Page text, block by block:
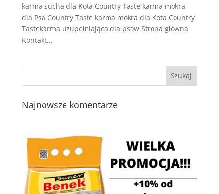
karma sucha dla Kota Country Taste karma mokra
dla Psa Country Taste karma mokra dla Kota Country
Tastekarma uzupełniająca dla psów Strona główna
Kontakt...
Najnowsze komentarze